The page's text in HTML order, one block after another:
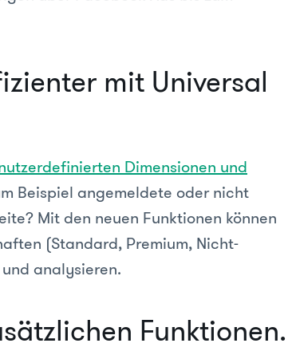
mit Universal
Dimensionen und
Beispiel angemeldete oder nicht
Mit den neuen Funktionen können
(Standard, Premium, Nicht-
analysieren.
Funktionen.